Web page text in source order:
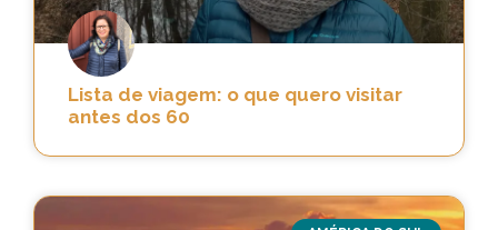
Lista de viagem: o que quero visitar
antes dos 60